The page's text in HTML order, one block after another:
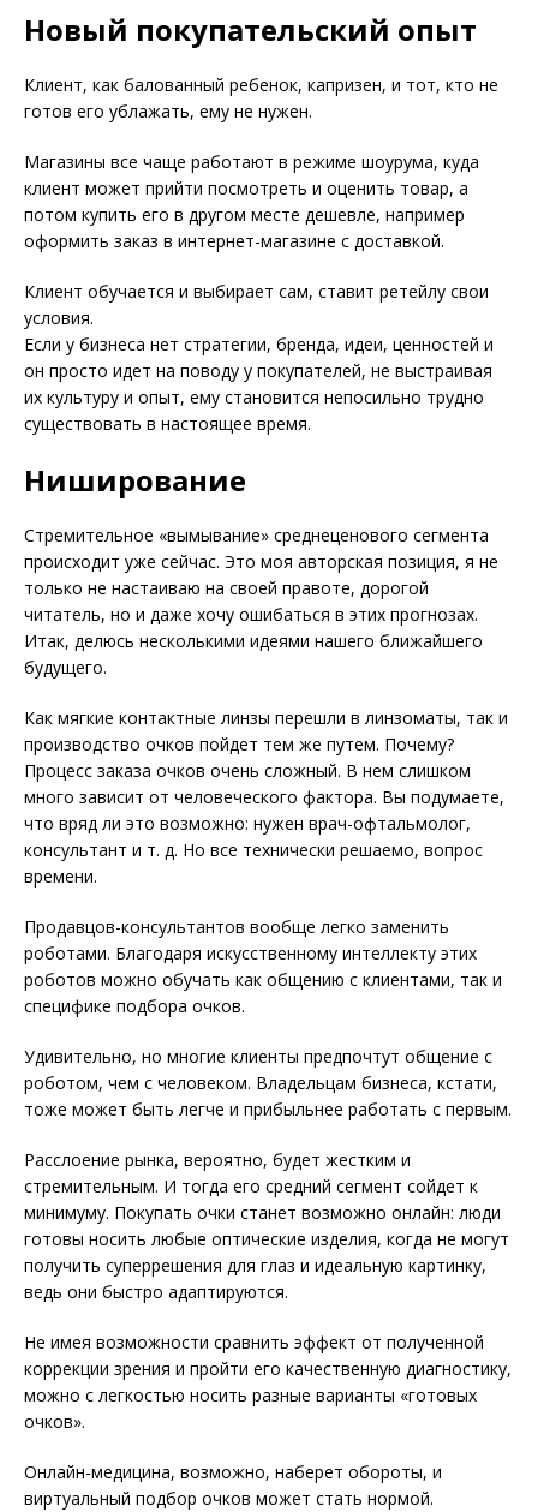
Новый покупательский опыт
Клиент, как балованный ребенок, капризен, и тот, кто не
готов его ублажать, ему не нужен.
Магазины все чаще работают в режиме шоурума, куда
клиент может прийти посмотреть и оценить товар, а
потом купить его в другом месте дешевле, например
оформить заказ в интернет-магазине с доставкой.
Клиент обучается и выбирает сам, ставит ретейлу свои
условия.
Если у бизнеса нет стратегии, бренда, идеи, ценностей и
он просто идет на поводу у покупателей, не выстраивая
их культуру и опыт, ему становится непосильно трудно
существовать в настоящее время.
Ниширование
Стремительное «вымывание» среднеценового сегмента
происходит уже сейчас. Это моя авторская позиция, я не
только не настаиваю на своей правоте, дорогой
читатель, но и даже хочу ошибаться в этих прогнозах.
Итак, делюсь несколькими идеями нашего ближайшего
будущего.
Как мягкие контактные линзы перешли в линзоматы, так и
производство очков пойдет тем же путем. Почему?
Процесс заказа очков очень сложный. В нем слишком
много зависит от человеческого фактора. Вы по­думаете,
что вряд ли это возможно: нужен врач-офтальмолог,
консультант и т. д. Но все технически решаемо, вопрос
времени.
Продавцов-консультантов вообще легко заменить
роботами. Благодаря искусственному интеллекту этих
роботов можно обучать как общению с клиентами, так и
специфике подбора очков.
Удивительно, но многие клиенты предпочтут общение с
роботом, чем с человеком. Владельцам бизнеса, кстати,
тоже может быть легче и прибыльнее работать с первым.
Расслоение рынка, вероятно, будет жестким и
стремительным. И тогда его средний сегмент сойдет к
минимуму. Покупать очки станет возможно онлайн: люди
готовы носить любые оптические изделия, когда не могут
получить суперрешения для глаз и идеальную картинку,
ведь они быстро адаптируются.
Не имея возможности сравнить эффект от полученной
коррекции зрения и пройти его качественную диагностику,
можно с легкостью носить разные варианты «готовых
очков».
Онлайн-медицина, возможно, наберет обороты, и
виртуальный подбор очков может стать нормой.